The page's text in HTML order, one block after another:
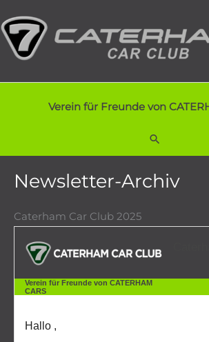
Inhalt
springen
Verein für Freunde von
Suchen
Newsletter-Archiv
Caterham Car Club 2025